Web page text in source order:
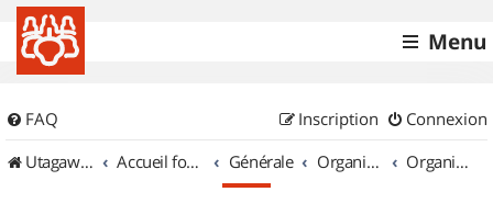
Menu
FAQ Connexion
Inscription
UtagawaVTT (Randos VTT et VTTAE avec traces GPS)
Accueil forum Générale Organisation de sorties & Recherche de partenaires Organisation de sorties en région Haute Normandie